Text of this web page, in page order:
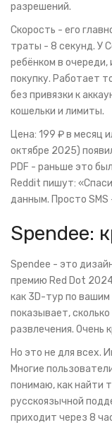
разрешений.
Скорость - его
траты - 8 секунд. У
ребёнком в
покупку. Работает
без привязки к
кошельки и лимиты.
Цена: 199 ₽ в месяц
октябре 2025)
PDF - раньше это
Reddit пишут:
данным. Просто
Spendee:
Spendee - это
премию Red Dot
как 3D-тур по
показывает,
развлечения. Очень
Но это не для всех.
Многие
понимаю, как найти
русскоязычной
приходит через 8